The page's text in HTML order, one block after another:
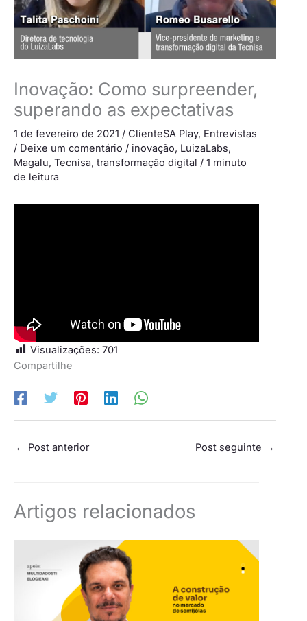
Inovação: Como surpreender,
superando as expectativas
1 de fevereiro de 2021 / ClienteSA Play, Entrevistas
/ Deixe um comentário / inovação, LuizaLabs,
Magalu, Tecnisa, transformação digital / 1 minuto
de leitura
Visualizações: 701
Compartilhe
← Post anterior Post seguinte →
Artigos relacionados